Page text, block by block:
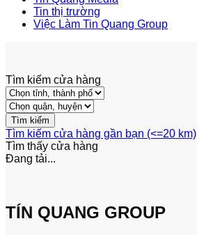
Tin thị trường
Việc Làm Tin Quang Group
Tìm kiếm cửa hàng
Tìm kiếm cửa hàng gần bạn (<=20 km)
Tìm thấy cửa hàng
Đang tải...
TÍN QUANG GROUP